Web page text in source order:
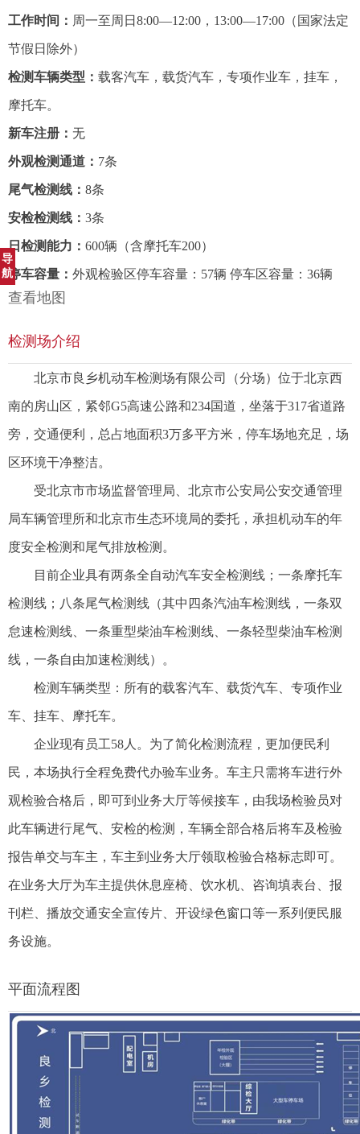
导
航
工作时间： 周一至周日8:00—12:00，13:00—17:00（国家法定
节假日除外）
检测车辆类型： 载客汽车，载货汽车，专项作业车，挂车，
摩托车。
新车注册： 无
外观检测通道： 7条
尾气检测线： 8条
安检检测线： 3条
日检测能力： 600辆（含摩托车200）
停车容量： 外观检验区停车容量：57辆 停车区容量：36辆
查看地图
检测场介绍
北京市良乡机动车检测场有限公司（分场）位于北京西
南的房山区，紧邻G5高速公路和234国道，坐落于317省道路
旁，交通便利，总占地面积3万多平方米，停车场地充足，场
区环境干净整洁。
受北京市市场监督管理局、北京市公安局公安交通管理
局车辆管理所和北京市生态环境局的委托，承担机动车的年
度安全检测和尾气排放检测。
目前企业具有两条全自动汽车安全检测线；一条摩托车
检测线；八条尾气检测线（其中四条汽油车检测线，一条双
怠速检测线、一条重型柴油车检测线、一条轻型柴油车检测
线，一条自由加速检测线）。
检测车辆类型：所有的载客汽车、载货汽车、专项作业
车、挂车、 摩托车。
企业现有员工58人。为了简化检测流程，更加便民利
民，本场执行全程免费代办验车业务。车主只需将车进行外
观检验合格后，即可到业务大厅等候接车，由我场检验员对
此车辆进行尾气、安检的检测，车辆全部合格后将车及检验
报告单交与车主，车主到业务大厅领取检验合格标志即可。
在业务大厅为车主提供休息座椅、饮水机、咨询填表台、报
刊栏、播放交通安全宣传片、开设绿色窗口等一系列便民服
务设施。
平面流程图